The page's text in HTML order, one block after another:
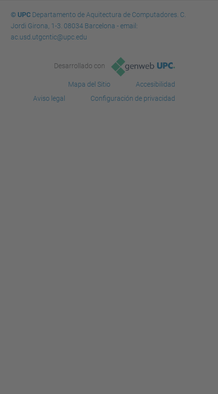
© UPCDepartamento de Aquitectura de Computadores. C.
Jordi Girona, 1-3. 08034 Barcelona - email:
ac.usd.utgcntic@upc.edu
Desarrollado con
Mapa del Sitio
Accesibilidad
Aviso legal
Configuración de privacidad